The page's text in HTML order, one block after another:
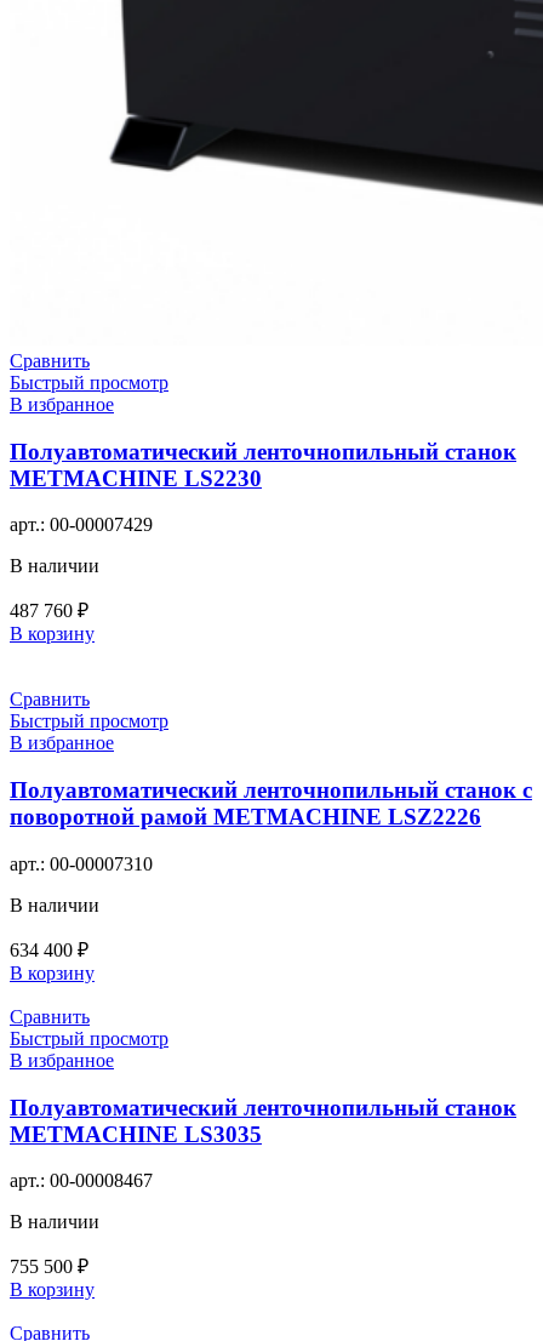
Сравнить
Быстрый просмотр
В избранное
Полуавтоматический ленточнопильный станок
METMACHINE LS2230
арт.: 00-00007429
В наличии
487 760 ₽
В корзину
Сравнить
Быстрый просмотр
В избранное
Полуавтоматический ленточнопильный станок с
поворотной рамой METMACHINE LSZ2226
арт.: 00-00007310
В наличии
634 400 ₽
В корзину
Сравнить
Быстрый просмотр
В избранное
Полуавтоматический ленточнопильный станок
METMACHINE LS3035
арт.: 00-00008467
В наличии
755 500 ₽
В корзину
Сравнить